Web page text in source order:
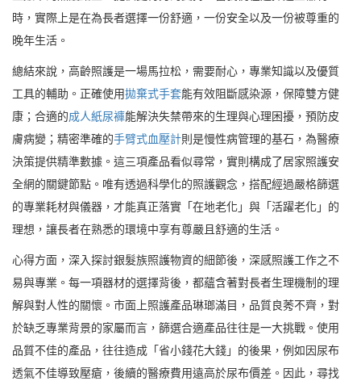
時，實際上是在為長者選擇一份舒適，一份安全以及一份被尊重的
晚年生活。
總結來說，高齡照護是一場馬拉松，需要耐心，專業知識以及優質
工具的輔助。正確使用拋棄式手套能有效阻斷感染源，保障雙方健
康；合適的成人紙尿褲能解決失禁帶來的生理與心理困擾，預防皮
膚病變；精密準確的手臂式血壓計則是慢性病管理的基石，為醫療
決策提供精準數據。這三項產品看似尋常，實則構成了居家照護安
全網的關鍵節點。唯有透過科學化的照護觀念，搭配經過嚴格篩選
的專業耗材與儀器，才能真正落實「在地老化」與「活躍老化」的
理想，讓長者在熟悉的環境中享有尊嚴且舒適的生活。
心得方面，深入探討銀髮族照護物資的細節後，深感照護工作之不
易與專業。每一項器材的選擇背後，都蘊含著對長者生理機制的理
解與對人性的關懷。市面上照護產品琳瑯滿目，品質良莠不齊，對
於缺乏專業背景的家屬而言，篩選合適產品往往是一大挑戰。使用
品質不佳的產品，往往造成「省小錢花大錢」的後果，例如因尿布
透氣不佳導致壓瘡，後續的醫療費用遠高於尿布價差。因此，尋找